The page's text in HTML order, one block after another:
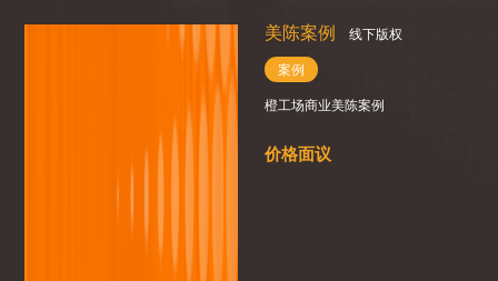
美陈案例 线下版权
案例
橙工场商业美陈案例
价格面议